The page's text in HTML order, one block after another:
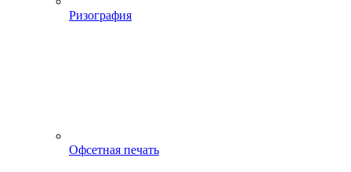
Ризография
Офсетная печать